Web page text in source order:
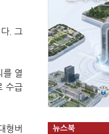
. 그
를 열
수급
형버 뉴스북